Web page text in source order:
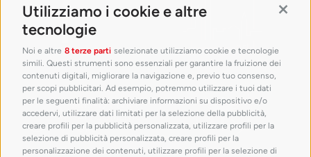
Utilizziamo i cookie e altre
tecnologie
Noi e altre 8 terze parti selezionate utilizziamo cookie e tecnologie
simili. Questi strumenti sono essenziali per garantire la fruizione dei
contenuti digitali, migliorare la navigazione e, previo tuo consenso,
per scopi pubblicitari. Ad esempio, potremmo utilizzare i tuoi dati
per le seguenti finalità: archiviare informazioni su dispositivo e/o
accedervi, utilizzare dati limitati per la selezione della pubblicità,
creare profili per la pubblicità personalizzata, utilizzare profili per la
selezione di pubblicità personalizzata, creare profili per la
personalizzazione dei contenuti, utilizzare profili per la selezione di